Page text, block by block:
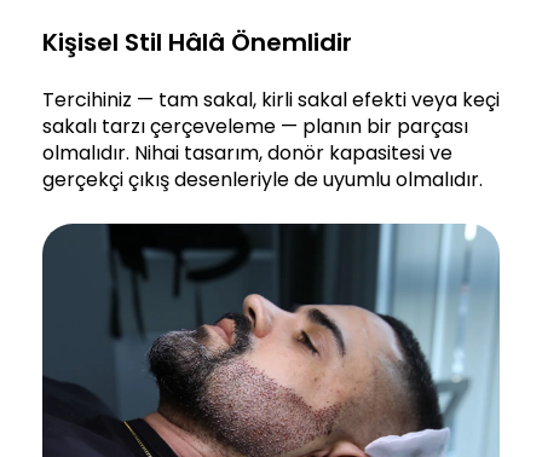
Kişisel Stil Hâlâ Önemlidir
Tercihiniz — tam sakal, kirli sakal efekti veya keçi
sakalı tarzı çerçeveleme — planın bir parçası
olmalıdır. Nihai tasarım, donör kapasitesi ve
gerçekçi çıkış desenleriyle de uyumlu olmalıdır.